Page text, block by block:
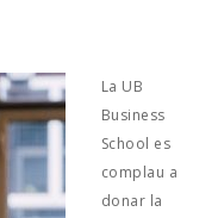
La UB
Business
School es
complau a
donar la